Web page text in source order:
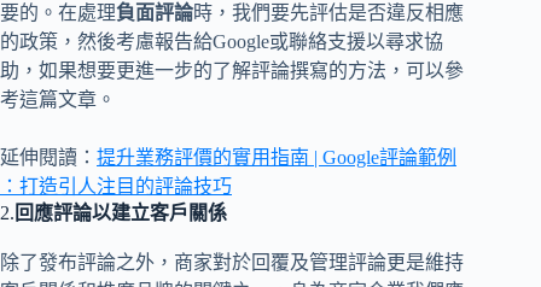
要的。在處理負面評論時，我們要先評估是否違反相應
的政策，然後考慮報告給Google或聯絡支援以尋求協
助，如果想要更進一步的了解評論撰寫的方法，可以參
考這篇文章。
延伸閱讀： 提升業務評價的實用指南 | Google評論範例
：打造引人注目的評論技巧
2. 回應評論以建立客戶關係
除了發布評論之外，商家對於回覆及管理評論更是維持